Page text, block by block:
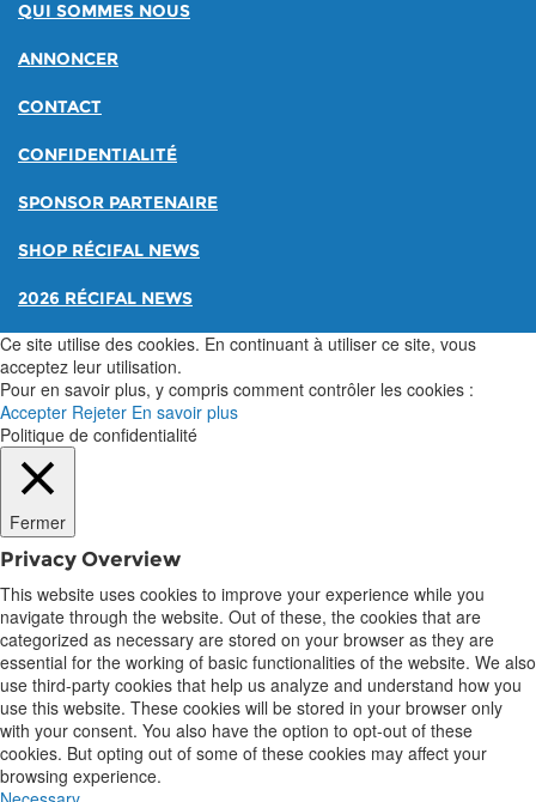
QUI SOMMES NOUS
ANNONCER
CONTACT
CONFIDENTIALITÉ
SPONSOR PARTENAIRE
SHOP RÉCIFAL NEWS
2026 RÉCIFAL NEWS
Ce site utilise des cookies. En continuant à utiliser ce site, vous
acceptez leur utilisation.
Pour en savoir plus, y compris comment contrôler les cookies :
Accepter Rejeter En savoir plus
Politique de confidentialité
Fermer
Privacy Overview
This website uses cookies to improve your experience while you
navigate through the website. Out of these, the cookies that are
categorized as necessary are stored on your browser as they are
essential for the working of basic functionalities of the website. We also
use third-party cookies that help us analyze and understand how you
use this website. These cookies will be stored in your browser only
with your consent. You also have the option to opt-out of these
cookies. But opting out of some of these cookies may affect your
browsing experience.